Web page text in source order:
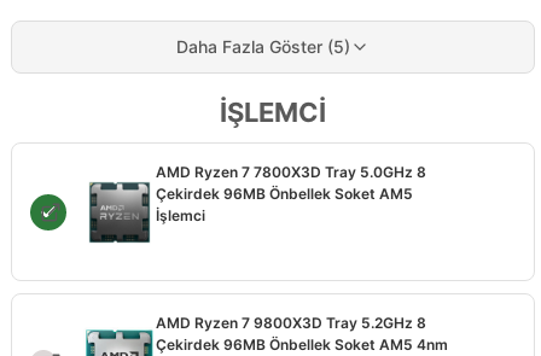
Daha Fazla Göster (5)
İŞLEMCİ
AMD Ryzen 7 7800X3D Tray 5.0GHz 8
Çekirdek 96MB Önbellek Soket AM5
İşlemci
AMD Ryzen 7 9800X3D Tray 5.2GHz 8
Çekirdek 96MB Önbellek Soket AM5 4nm